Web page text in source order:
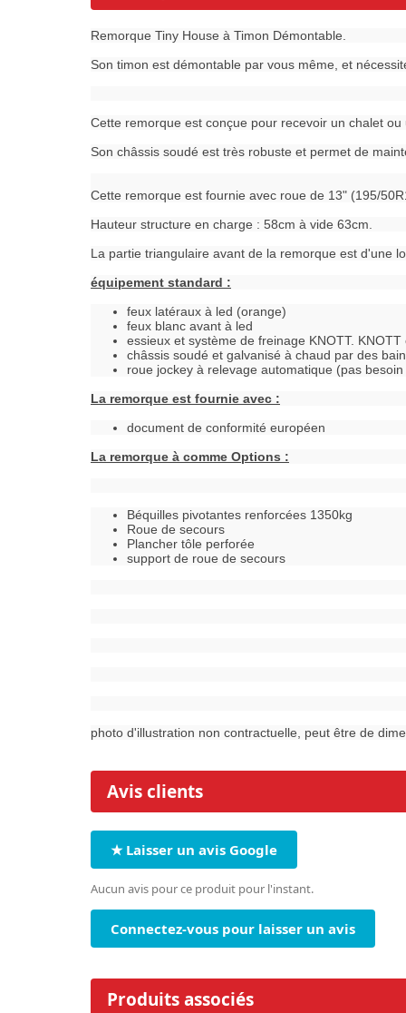
Remorque Tiny House à Timon Démontable.
Son timon est démontable par vous même, et
Cette remorque est conçue pour recevoir un chalet
Son châssis soudé est très robuste et permet de
Cette remorque est fournie avec roue de 13" (195/
Hauteur structure en charge : 58cm à vide 63cm.
La partie triangulaire avant de la remorque est d'une
équipement standard :
feux latéraux à led (orange)
feux blanc avant à led
essieux et système de freinage KNOTT.
châssis soudé et galvanisé à chaud par des
roue jockey à relevage automatique (pas
La remorque est fournie avec :
document de conformité européen
La remorque à comme Options :
Béquilles pivotantes renforcées 1350kg
Roue de secours
Plancher tôle perforée
support de roue de secours
photo d'illustration non contractuelle, peut être de
Avis clients
★ Laisser un avis Google
Aucun avis pour ce produit pour l'instant.
Connectez-vous pour laisser un avis
Produits associés